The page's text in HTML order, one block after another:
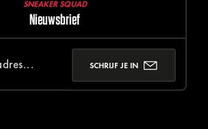
SNEAKER SQUAD
Nieuwsbrief
SCHRIJF JE IN